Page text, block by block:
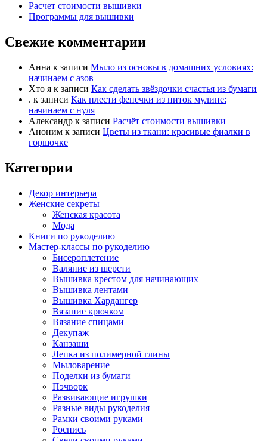
Расчет стоимости вышивки
Программы для вышивки
Свежие комментарии
Анна к записи Мыло из основы в домашних условиях:
начинаем с азов
Хто я к записи Как сделать звёздочки счастья из бумаги
. к записи Как плести фенечки из ниток мулине:
начинаем с нуля
Александр к записи Расчёт стоимости вышивки
Аноним к записи Цветы из ткани: красивые фиалки в
горшочке
Категории
Декор интерьера
Женские секреты
Женская красота
Мода
Книги по рукоделию
Мастер-классы по рукоделию
Бисероплетение
Валяние из шерсти
Вышивка крестом для начинающих
Вышивка лентами
Вышивка Хардангер
Вязание крючком
Вязание спицами
Декупаж
Канзаши
Лепка из полимерной глины
Мыловарение
Поделки из бумаги
Пэчворк
Развивающие игрушки
Разные виды рукоделия
Рамки своими руками
Роспись